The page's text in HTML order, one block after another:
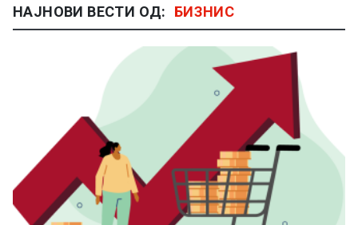
НАЈНОВИ ВЕСТИ ОД: БИЗНИС